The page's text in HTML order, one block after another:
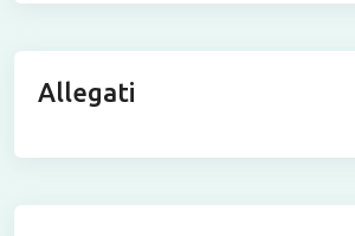
Allegati